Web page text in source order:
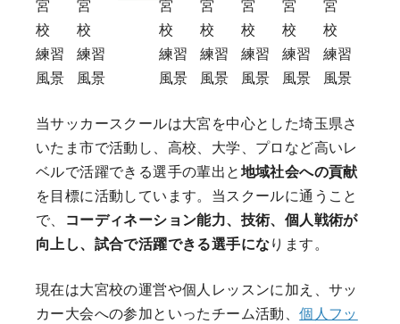
当サッカースクールは大宮を中心とした埼玉県さ
いたま市で活動し、高校、大学、プロなど高いレ
ベルで活躍できる選手の輩出と地域社会への貢献
を目標に活動しています。当スクールに通うこと
で、 コーディネーション能力、技術、個人戦術が
向上し、試合で活躍できる選手になります。
現在は大宮校の運営や個人レッスンに加え、サッ
カー大会への参加といったチーム活動、個人フッ